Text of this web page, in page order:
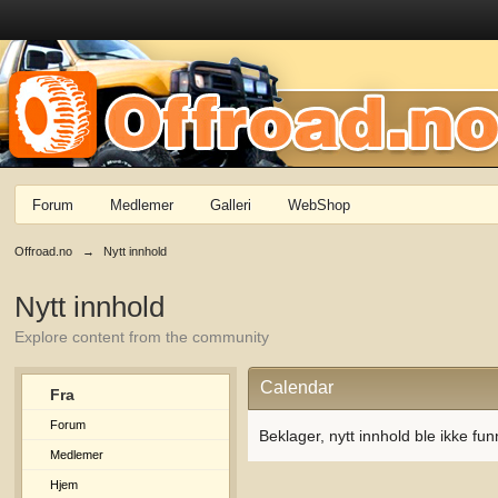
Forum Medlemer Galleri WebShop
Offroad.no → Nytt innhold
Nytt innhold
Explore content from the community
Fra
Forum
Medlemer
Hjem
Calendar
Beklager, nytt innhold ble ikke